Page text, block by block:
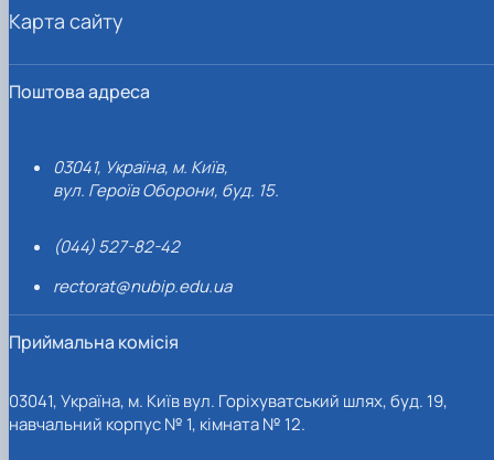
Поштова адреса
03041, Україна, м. Київ,
вул. Героїв Оборони, буд. 15.
(044) 527-82-42
rectorat@nubip.edu.ua
Приймальна комісія
03041, Україна, м. Київ вул. Горіхуватський шлях, буд. 19,
навчальний корпус № 1, кімната № 12.
Карта сайту